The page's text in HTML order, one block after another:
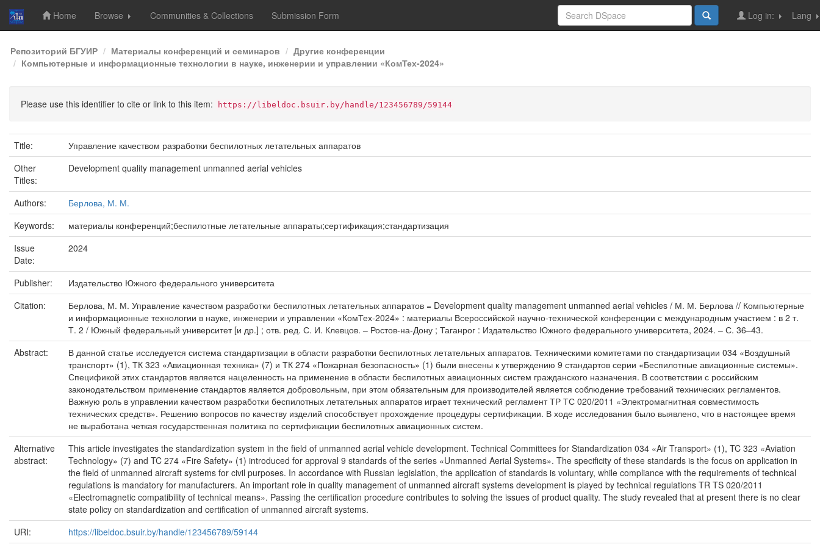
Skip
navigation
Home Browse Communities & Collections Submission Form Lang
Log in:
Репозиторий БГУИР Материалы конференций и семинаров
Другие конференции
Компьютерные и информационные технологии в науке, инженерии и управлении «КомТех-2024»
Please use this identifier to cite or link to this item: https://libeldoc.bsuir.by/handle/123456789/59144
Title:
Управление качеством разработки беспилотных летательных аппаратов
Other
Titles:
Development quality management unmanned aerial vehicles
Authors:
Берлова, М. М.
Keywords:
материалы конференций;беспилотные летательные аппараты;сертификация;стандартизация
Issue
Date:
2024
Publisher:
Издательство Южного федерального университета
Citation:
Берлова, М. М. Управление качеством разработки беспилотных летательных аппаратов = Development quality management unmanned aerial vehicles / М. М. Берлова // Компьютерные
и информационные технологии в науке, инженерии и управлении «КомТех-2024» : материалы Всероссийской научно-технической конференции с международным участием : в 2 т.
Т. 2 / Южный федеральный университет [и др.] ; отв. ред. С. И. Клевцов. – Ростов-на-Дону ; Таганрог : Издательство Южного федерального университета, 2024. – С. 36–43.
Abstract:
В данной статье исследуется система стандартизации в области разработки беспилотных летательных аппаратов. Техническими комитетами по стандартизации 034 «Воздушный
транспорт» (1), ТК 323 «Авиационная техника» (7) и ТК 274 «Пожарная безопасность» (1) были внесены к утверждению 9 стандартов серии «Беспилотные авиационные системы».
Спецификой этих стандартов является нацеленность на применение в области беспилотных авиационных систем гражданского назначения. В соответствии с российским
законодательством применение стандартов является добровольным, при этом обязательным для производителей является соблюдение требований технических регламентов.
Важную роль в управлении качеством разработки беспилотных летательных аппаратов играет технический регламент ТР ТС 020/2011 «Электромагнитная совместимость
технических средств». Решению вопросов по качеству изделий способствует прохождение процедуры сертификации. В ходе исследования было выявлено, что в настоящее время
не выработана четкая государственная политика по сертификации беспилотных авиационных систем.
Alternative
abstract:
This article investigates the standardization system in the field of unmanned aerial vehicle development. Technical Committees for Standardization 034 «Air Transport» (1), TC 323 «Aviation
Technology» (7) and TC 274 «Fire Safety» (1) introduced for approval 9 standards of the series «Unmanned Aerial Systems». The specificity of these standards is the focus on application in
the field of unmanned aircraft systems for civil purposes. In accordance with Russian legislation, the application of standards is voluntary, while compliance with the requirements of technical
regulations is mandatory for manufacturers. An important role in quality management of unmanned aircraft systems development is played by technical regulations TR TS 020/2011
«Electromagnetic compatibility of technical means». Passing the certification procedure contributes to solving the issues of product quality. The study revealed that at present there is no clear
state policy on standardization and certification of unmanned aircraft systems.
URI:
https://libeldoc.bsuir.by/handle/123456789/59144